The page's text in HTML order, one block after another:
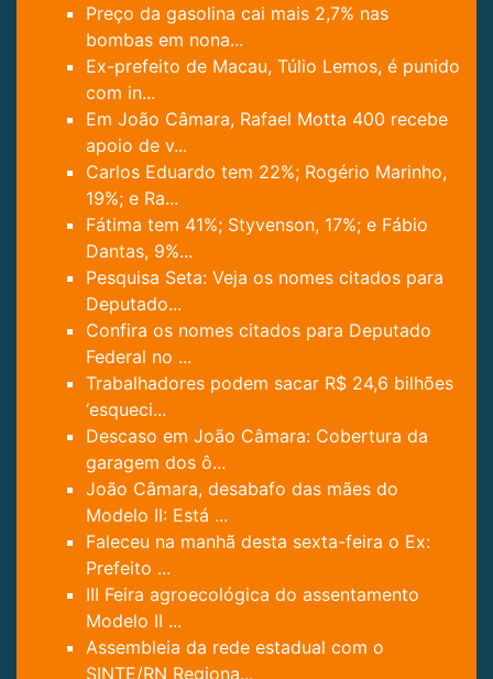
Preço da gasolina cai mais 2,7% nas
bombas em nona...
Ex-prefeito de Macau, Túlio Lemos, é punido
com in...
Em João Câmara, Rafael Motta 400 recebe
apoio de v...
Carlos Eduardo tem 22%; Rogério Marinho,
19%; e Ra...
Fátima tem 41%; Styvenson, 17%; e Fábio
Dantas, 9%...
Pesquisa Seta: Veja os nomes citados para
Deputado...
Confira os nomes citados para Deputado
Federal no ...
Trabalhadores podem sacar R$ 24,6 bilhões
‘esqueci...
Descaso em João Câmara: Cobertura da
garagem dos ô...
João Câmara, desabafo das mães do
Modelo II: Está ...
Faleceu na manhã desta sexta-feira o Ex:
Prefeito ...
III Feira agroecológica do assentamento
Modelo II ...
Assembleia da rede estadual com o
SINTE/RN Regiona...